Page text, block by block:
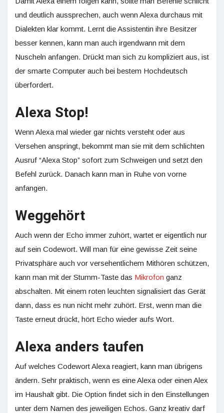
und deutlich aussprechen, auch wenn Alexa durchaus mit
Dialekten klar kommt. Lernt die Assistentin ihre Besitzer
besser kennen, kann man auch irgendwann mit dem
Nuscheln anfangen. Drückt man sich zu kompliziert aus, ist
der smarte Computer auch bei bestem Hochdeutsch
überfordert.
Alexa Stop!
Wenn Alexa mal wieder gar nichts versteht oder aus
Versehen anspringt, bekommt man sie mit dem schlichten
Ausruf “Alexa Stop” sofort zum Schweigen und setzt den
Befehl zurück. Danach kann man in Ruhe von vorne
anfangen.
Weggehört
Auch wenn der Echo immer zuhört, wartet er eigentlich nur
auf sein Codewort. Will man für eine gewisse Zeit seine
Privatsphäre auch vor versehentlichem Mithören schützen,
kann man mit der Stumm-Taste das Mikrofon ganz
abschalten. Mit einem roten leuchten signalisiert das Gerät
dann, dass es nun nicht mehr zuhört. Erst, wenn man die
Taste erneut drückt, hört Echo wieder aufs Wort.
Alexa anders taufen
Auf welches Codewort Alexa reagiert, kann man übrigens
ändern. Sehr praktisch, wenn es eine Alexa oder einen Alex
im Haushalt gibt. Die Option findet sich in den Einstellungen
unter dem Namen des jeweiligen Echos. Ganz kreativ darf